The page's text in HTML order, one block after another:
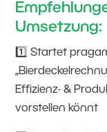
Umsetzung:
1️⃣ Startet
Effizienz- &
vorstellen könnt